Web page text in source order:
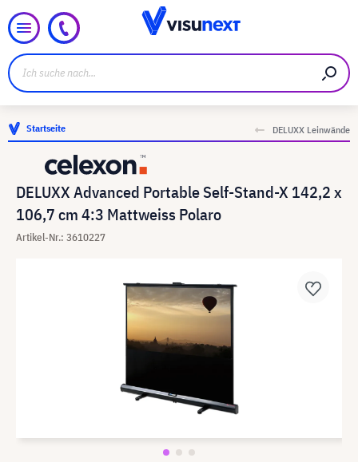
Startseite DELUXX Leinwände
DELUXX Advanced Portable Self-Stand-X 142,2 x
106,7 cm 4:3 Mattweiss Polaro
Artikel-Nr.: 3610227